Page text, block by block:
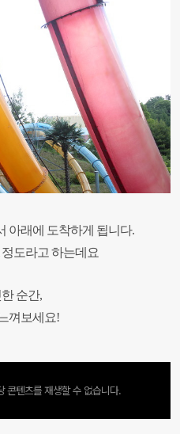
아래에 도착하게 됩니다.
도라고 하는데요
순간,
껴보세요!
콘텐츠를 재생할 수 없습니다.